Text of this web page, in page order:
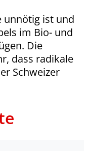
unnötig ist und
im Bio- und
Die
dass radikale
Schweizer